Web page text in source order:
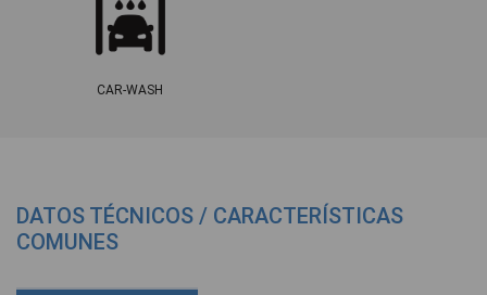
CAR-WASH
DATOS TÉCNICOS / CARACTERÍSTICAS
COMUNES